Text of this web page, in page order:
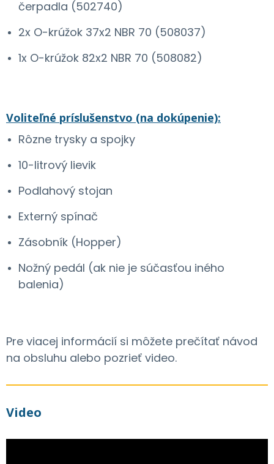
čerpadla (502740)
2x O-krúžok 37x2 NBR 70 (508037)
1x O-krúžok 82x2 NBR 70 (508082)
Voliteľné príslušenstvo (na dokúpenie):
Rôzne trysky a spojky
10-litrový lievik
Podlahový stojan
Externý spínač
Zásobník (Hopper)
Nožný pedál (ak nie je súčasťou iného
balenia)
Pre viacej informácií si môžete prečítať návod
na obsluhu alebo pozrieť video.
Video